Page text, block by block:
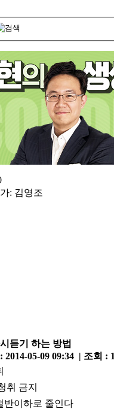
: 김영조
듣기 하는 방법
2014-05-09 09:34 | 조회 :
취 금지
반이하로 줄인다